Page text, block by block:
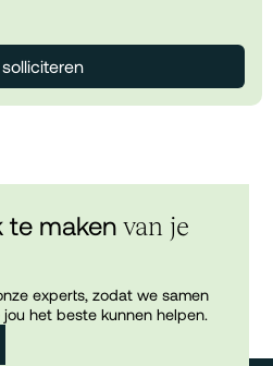
te makenvan je
experts, zodat we samen
het beste kunnen helpen.